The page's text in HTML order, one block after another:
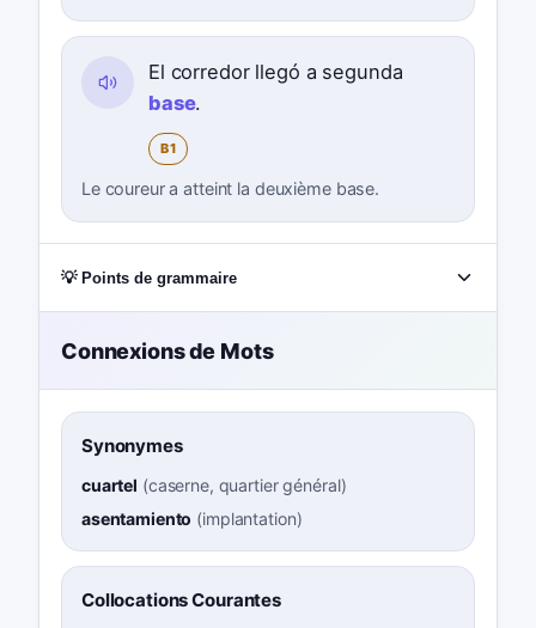
El corredor llegó a segunda
base.
B1
Le coureur a atteint la deuxième base.
💡 Points de grammaire
Connexions de Mots
Synonymes
cuartel (caserne, quartier général)
asentamiento (implantation)
Collocations Courantes